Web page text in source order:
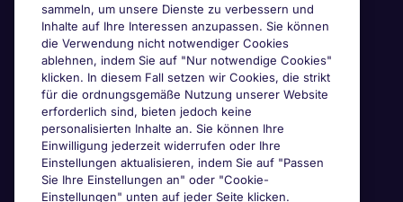
sammeln, um unsere Dienste zu verbessern und
Inhalte auf Ihre Interessen anzupassen. Sie können
die Verwendung nicht notwendiger Cookies
ablehnen, indem Sie auf "Nur notwendige Cookies"
klicken. In diesem Fall setzen wir Cookies, die strikt
für die ordnungsgemäße Nutzung unserer Website
erforderlich sind, bieten jedoch keine
personalisierten Inhalte an. Sie können Ihre
Einwilligung jederzeit widerrufen oder Ihre
Einstellungen aktualisieren, indem Sie auf "Passen
Sie Ihre Einstellungen an" oder "Cookie-
Einstellungen" unten auf jeder Seite klicken.